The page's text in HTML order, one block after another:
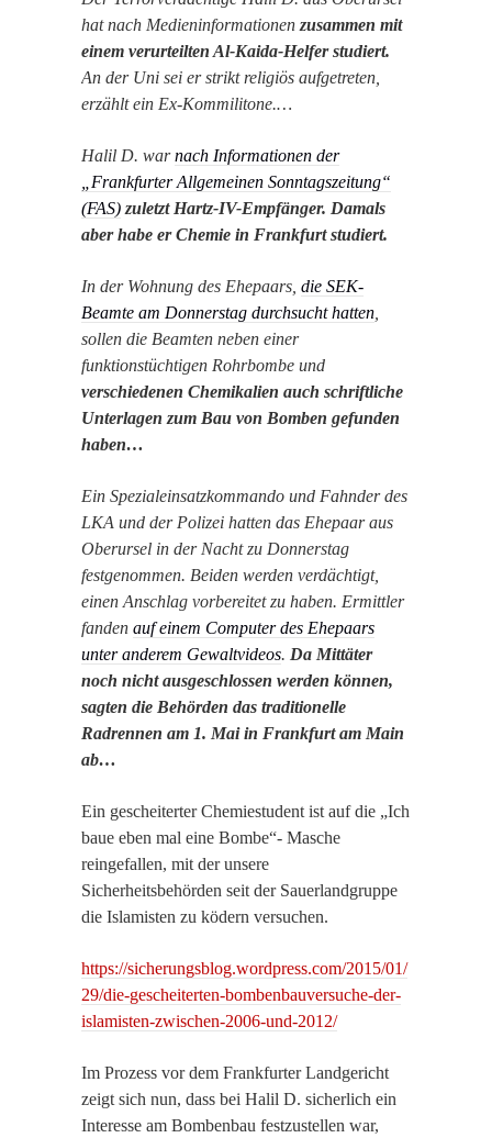
hat nach Medieninformationen zusammen mit
einem verurteilten Al-Kaida-Helfer studiert.
An der Uni sei er strikt religiös aufgetreten,
erzählt ein Ex-Kommilitone.…
Halil D. warnach Informationen der
„Frankfurter Allgemeinen Sonntagszeitung“
(FAS) zuletzt Hartz-IV-Empfänger. Damals
aber habe er Chemie in Frankfurt studiert.
In der Wohnung des Ehepaars, die SEK-
Beamte am Donnerstag durchsucht hatten
sollen die Beamten neben einer
funktionstüchtigen Rohrbombe und
verschiedenen Chemikalien auch schriftliche
Unterlagen zum Bau von Bomben gefunden
haben…
Ein Spezialeinsatzkommando und Fahnder des
LKA und der Polizei hatten das Ehepaar aus
Oberursel in der Nacht zu Donnerstag
festgenommen. Beiden werden verdächtigt,
einen Anschlag vorbereitet zu haben. Ermittler
fanden auf einem Computer des Ehepaars
unter anderem Gewaltvideos. Da Mittäter
noch nicht ausgeschlossen werden können,
sagten die Behörden das traditionelle
Radrennen am 1. Mai in Frankfurt am Main
ab…
Ein gescheiterter Chemiestudent ist auf die „Ich
baue eben mal eine Bombe“- Masche
reingefallen, mit der unsere
Sicherheitsbehörden seit der Sauerlandgruppe
die Islamisten zu ködern versuchen.
https://sicherungsblog.wordpress.com/2015/01/
29/die-gescheiterten-bombenbauversuche-der-
islamisten-zwischen-2006-und-2012/
Im Prozess vor dem Frankfurter Landgericht
zeigt sich nun, dass bei Halil D. sicherlich ein
Interesse am Bombenbau festzustellen war,